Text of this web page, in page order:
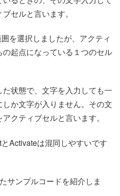
セルと言います。
を選択しましたが、アクティ
起点になっている１つのセル
状態で、文字を入力しても一
か文字が入りません。その文
クティブセルと言います。
Activateは混同しやすいです
サンプルコードを紹介しま